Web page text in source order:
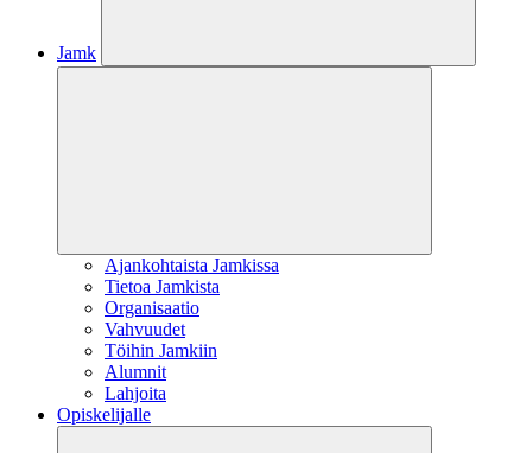
Jamk
Ajankohtaista Jamkissa
Tietoa Jamkista
Organisaatio
Vahvuudet
Töihin Jamkiin
Alumnit
Lahjoita
Opiskelijalle